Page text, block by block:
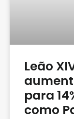
Leão
para
como